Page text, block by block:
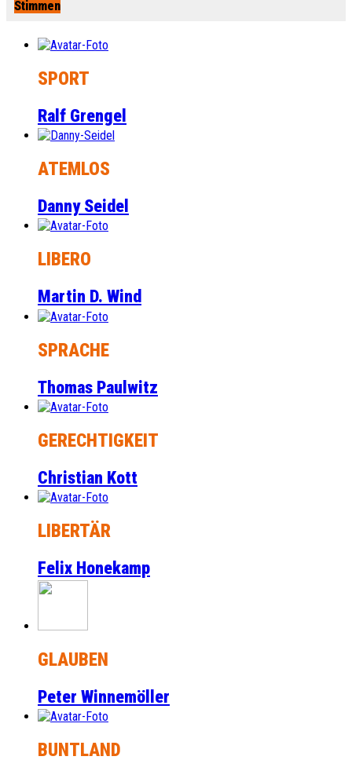
Stimmen
SPORT
Ralf Grengel
ATEMLOS
Danny Seidel
LIBERO
Martin D. Wind
SPRACHE
Thomas Paulwitz
GERECHTIGKEIT
Christian Kott
LIBERTÄR
Felix Honekamp
GLAUBEN
Peter Winnemöller
BUNTLAND